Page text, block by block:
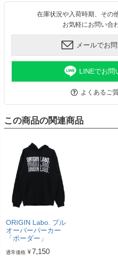
在庫状況や入荷時期、その
お気軽にお問い合
メールでお
LINEでお問
よくあるご
この商品の関連商品
ORIGIN Labo. プル
オーバーパーカー
「ボーダー」
通常価格 ¥7,150